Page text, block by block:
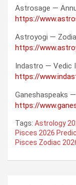
Astrosage —
https://
Astroyogi —
https://
Indastro — Vedic
https://
Ganeshaspeaks
https://
Tags: Astrology
Pisces 2026
Pisces Zodiac